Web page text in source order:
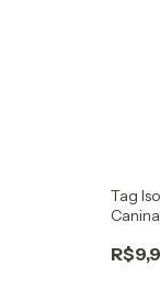
Tag
Canina